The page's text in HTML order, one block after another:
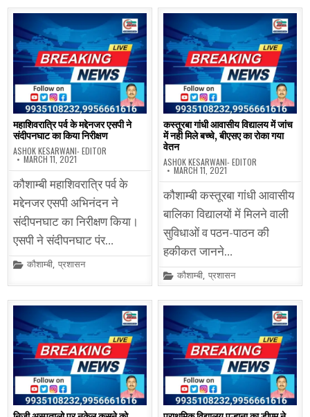
महाशिवरात्रि पर्व के मद्देनजर एसपी ने
संदीपनघाट का किया निरीक्षण
ASHOK KESARWANI- EDITOR
MARCH 11, 2021
कौशाम्बी महाशिवरात्रि पर्व के
मद्देनजर एसपी अभिनंदन ने
संदीपनघाट का निरीक्षण किया।
एसपी ने संदीपनघाट पंर…
Posted
कौशाम्बी,प्रशासन
कस्तूरबा गांधी आवासीय विद्यालय में जांच
में नही मिले बच्चे, बीएसए का रोका गया
वेतन
ASHOK KESARWANI- EDITOR
MARCH 11, 2021
कौशाम्बी कस्तूरबा गांधी आवासीय
बालिका विद्यालयों में मिलने वाली
सुविधाओं व पठन-पाठन की
हकीकत जानने…
Posted
in
कौशाम्बी,प्रशासन